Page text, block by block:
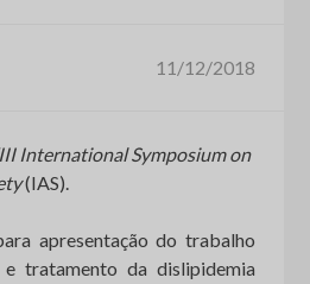
11/12/2018
International Symposium on
(IAS).
apresentação do trabalho
tratamento da dislipidemia